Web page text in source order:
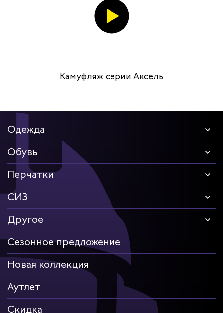
Камуфляж серии Аксель
Одежда
Обувь
Перчатки
СИЗ
Другое
Сезонное предложение
Новая коллекция
Аутлет
Скидка